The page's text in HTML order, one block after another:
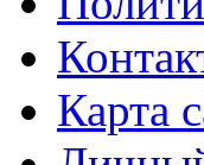
Карта